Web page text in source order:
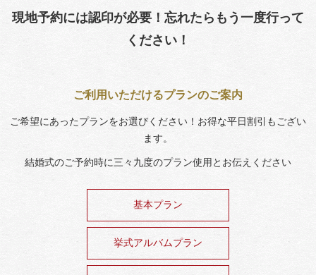
現地予約には認印が必要！忘れたらもう一度行って
ください！
ご利用いただけるプランのご案内
ご希望にあったプランをお選びください！お得な平日割引もござい
ます。
結婚式のご予約時に三々九度のプラン使用とお伝えください
基本プラン
挙式アルバムプラン